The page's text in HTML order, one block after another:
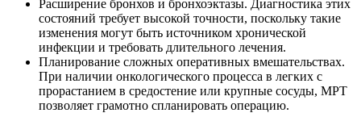
Расширение бронхов и бронхоэктазы. Диагностика этих
состояний требует высокой точности, поскольку такие
изменения могут быть источником хронической
инфекции и требовать длительного лечения.
Планирование сложных оперативных вмешательствах.
При наличии онкологического процесса в легких с
прорастанием в средостение или крупные сосуды, МРТ
позволяет грамотно спланировать операцию.